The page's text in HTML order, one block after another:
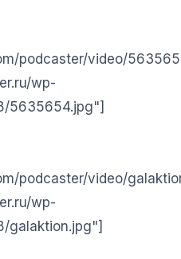
podcaster/video/
wp-
5635654.jpg"]
podcaster/video/
wp-
galaktion.jpg"]